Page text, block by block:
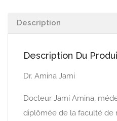
Description
Description Du
Dr. Amina Jami
Docteur Jami Amina,
diplômée de la faculté de